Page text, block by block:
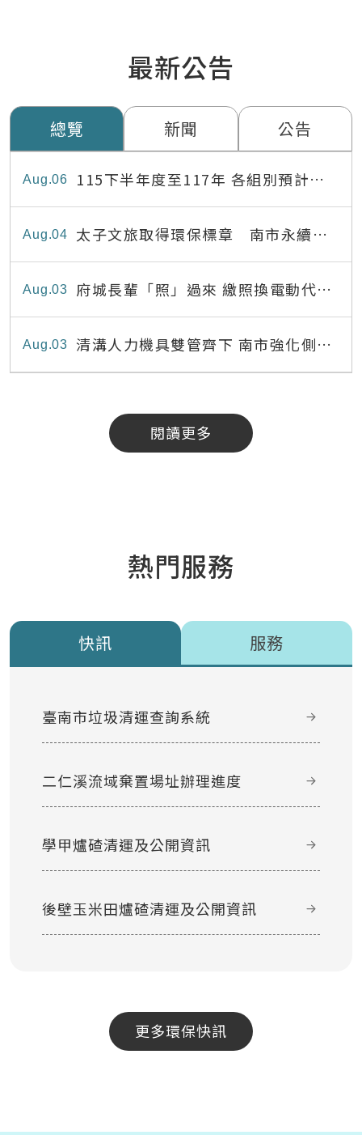
最新公告
總覽 新聞 公告
06
Aug
115下半年度至117年 各組別預計出
缺員額表
04
Aug
太子文旅取得環保標章 南市永續旅
宿達22家
03
Aug
府城長輩「照」過來 繳照換電動代步
最高補助8,000元
03
Aug
清溝人力機具雙管齊下 南市強化側溝
清疏效能
閱讀更多
熱門服務
快訊 服務
臺南市垃圾清運查詢系統
二仁溪流域棄置場址辦理進度
學甲爐碴清運及公開資訊
後壁玉米田爐碴清運及公開資訊
更多環保快訊